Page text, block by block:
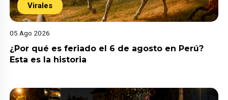
Virales
05 Ago 2026
¿Por qué es feriado el 6 de agosto en Perú?
Esta es la historia